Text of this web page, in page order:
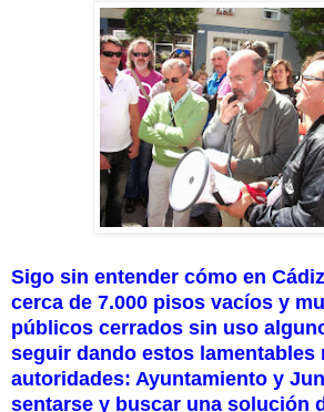
Sigo sin entender cómo en
cerca de 7.000 pisos vacíos y
públicos cerrados sin uso
seguir dando estos lamentables
autoridades: Ayuntamiento y
sentarse y buscar una solución